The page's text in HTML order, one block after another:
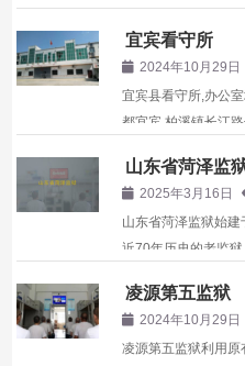
由科级升为副县级
法局指导管理。
到现址市衡州...
宜宾看守所
2024年10月29日
宜宾县看守所,办公
都宜宾,柏溪镇长江
山东省菏泽监
2025年3月16日
山东省菏泽监狱始
近70年历史的老监
育点播、强制插播、
凌源第五监狱
2024年10月29日
凌源第五监狱利用